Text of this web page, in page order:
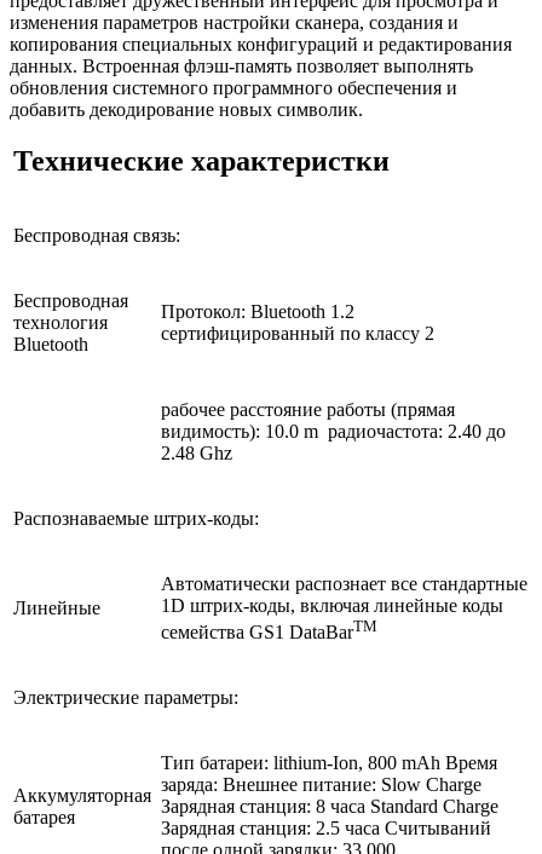
изменения параметров настройки сканера, создания и
копирования специальных конфигураций и редактирования
данных. Встроенная флэш-память позволяет выполнять
обновления системного программного обеспечения и
добавить декодирование новых символик.
Технические характеристки
Беспроводная связь:
Беспроводная
технология
Bluetooth
Протокол: Bluetooth 1.2
сертифицированный по классу 2
рабочее расстояние работы (прямая
видимость): 10.0 m радиочастота: 2.40 до
2.48 Ghz
Распознаваемые штрих-коды:
Линейные
Автоматически распознает все стандартные
1D штрих-коды, включая линейные коды
семейства GS1 DataBarTM
Электрические параметры:
Аккумуляторная
батарея
Тип батареи: lithium-Ion, 800 mAh Время
заряда: Внешнее питание: Slow Charge
Зарядная станция: 8 часа Standard Charge
Зарядная станция: 2.5 часа Считываний
после одной зарядки: 33,000